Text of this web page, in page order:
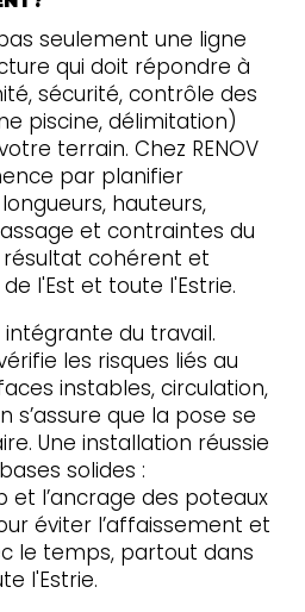
seulement une ligne
qui doit répondre à
sécurité, contrôle des
piscine, délimitation)
terrain. Chez RENOV
par planifier
hauteurs,
et contraintes du
résultat cohérent et
l'Est et toute l'Estrie.
du travail.
les risques liés au
instables, circulation,
s’assure que la pose se
Une installation réussie
solides :
et l’ancrage des poteaux
éviter l’affaissement et
le temps, partout dans
l'Estrie.